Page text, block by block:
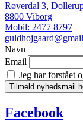
Røverdal 3,
8800 Viborg
Mobil: 2477 8797
Navn
Email
Jeg har forstået
Facebook